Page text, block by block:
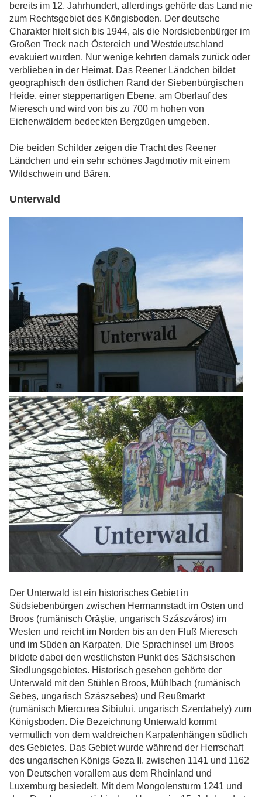
bereits im 12. Jahrhundert, allerdings gehörte das Land nie
zum Rechtsgebiet des Köngisboden. Der deutsche
Charakter hielt sich bis 1944, als die Nordsiebenbürger im
Großen Treck nach Östereich und Westdeutschland
evakuiert wurden. Nur wenige kehrten damals zurück oder
verblieben in der Heimat. Das Reener Ländchen bildet
geographisch den östlichen Rand der Siebenbürgischen
Heide, einer steppenartigen Ebene, am Oberlauf des
Mieresch und wird von bis zu 700 m hohen von
Eichenwäldern bedeckten Bergzügen umgeben.
Die beiden Schilder zeigen die Tracht des Reener
Ländchen und ein sehr schönes Jagdmotiv mit einem
Wildschwein und Bären.
Unterwald
Der Unterwald ist ein historisches Gebiet in
Südsiebenbürgen zwischen Hermannstadt im Osten und
Broos (rumänisch Orăștie, ungarisch Szászváros) im
Westen und reicht im Norden bis an den Fluß Mieresch
und im Süden an Karpaten. Die Sprachinsel um Broos
bildete dabei den westlichsten Punkt des Sächsischen
Siedlungsgebietes. Historisch gesehen gehörte der
Unterwald mit den Stühlen Broos, Mühlbach (rumänisch
Sebeș, ungarisch Szászsebes) und Reußmarkt
(rumänisch Miercurea Sibiului, ungarisch Szerdahely) zum
Königsboden. Die Bezeichnung Unterwald kommt
vermutlich von dem waldreichen Karpatenhängen südlich
des Gebietes. Das Gebiet wurde während der Herrschaft
des ungarischen Königs Geza II. zwischen 1141 und 1162
von Deutschen vorallem aus dem Rheinland und
Luxemburg besiedelt. Mit dem Mongolensturm 1241 und